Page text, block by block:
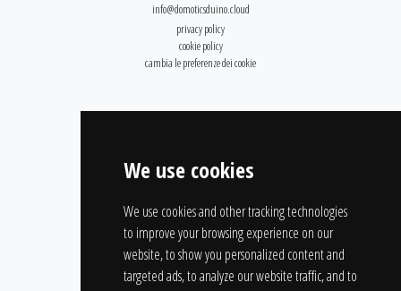
We use cookies
We use cookies and other tracking technologies
to improve your browsing experience on our
website, to show you personalized content and
targeted ads, to analyze our website traffic, and to
info@domoticsduino.cloud
privacy policy
cookie policy
cambia le preferenze dei cookie